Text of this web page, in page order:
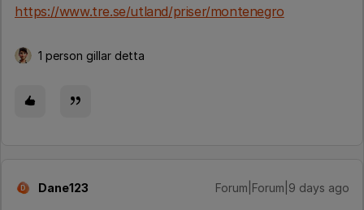
https://www.tre.se/utland/priser/montenegro
1 person gillar detta
D Dane123 Forum|Forum|9 days ago